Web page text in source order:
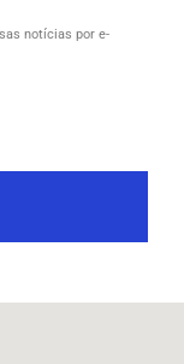
notícias por e-